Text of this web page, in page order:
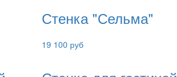
Стенка "Сельма"
19 100 руб